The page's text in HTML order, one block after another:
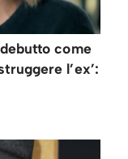
come
l’ex’: